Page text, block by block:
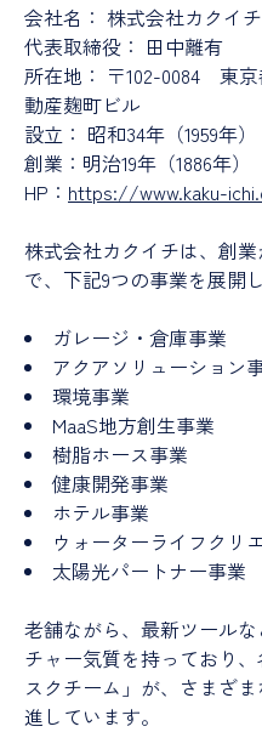
会社名： 株式会社カクイチ
代表取締役： 田中離有
所在地： 〒102-0084 東
動産麹町ビル
設立： 昭和34年（1959年）
創業：明治19年（1886年）
HP： https://www.kaku-
株式会社カクイチは、創
で、下記9つの事業を展開
ガレージ・倉庫事業
アクアソリューション
環境事業
MaaS地方創生事業
樹脂ホース事業
健康開発事業
ホテル事業
ウォーターライフクリ
太陽光パートナー事業
老舗ながら、最新ツール
チャー気質を持っており
スクチーム」が、さまざ
進しています。